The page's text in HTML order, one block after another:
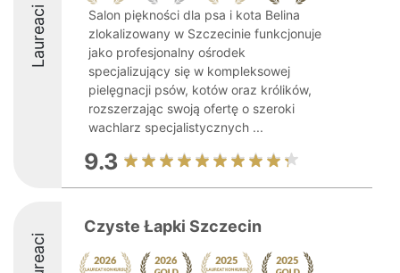
Laureaci
Salon piękności dla psa i kota Belina
zlokalizowany w Szczecinie funkcjonuje
jako profesjonalny ośrodek
specjalizujący się w kompleksowej
pielęgnacji psów, kotów oraz królików,
rozszerzając swoją ofertę o szeroki
wachlarz specjalistycznych ...
9.3
Czyste Łapki Szczecin